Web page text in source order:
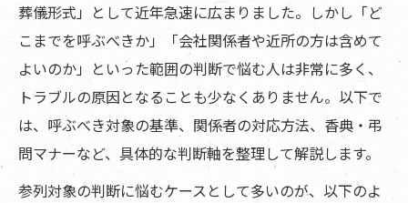
葬儀形式」として近年急速に広まりました。しかし「ど
こまでを呼ぶべきか」「会社関係者や近所の方は含めて
よいのか」といった範囲の判断で悩む人は非常に多く、
トラブルの原因となることも少なくありません。以下で
は、呼ぶべき対象の基準、関係者の対応方法、香典・弔
問マナーなど、具体的な判断軸を整理して解説します。
参列対象の判断に悩むケースとして多いのが、以下のよ